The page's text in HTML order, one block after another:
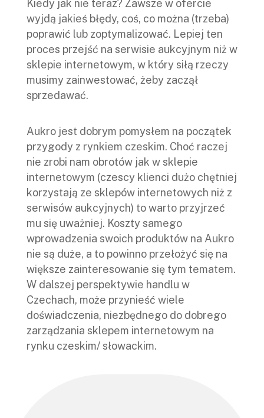
Kiedy jak nie teraz? Zawsze w ofercie
wyjdą jakieś błędy, coś, co można (trzeba)
poprawić lub zoptymalizować. Lepiej ten
proces przejść na serwisie aukcyjnym niż w
sklepie internetowym, w który siłą rzeczy
musimy zainwestować, żeby zaczął
sprzedawać.
Aukro jest dobrym pomysłem na początek
przygody z rynkiem czeskim. Choć raczej
nie zrobi nam obrotów jak w sklepie
internetowym (czescy klienci dużo chętniej
korzystają ze sklepów internetowych niż z
serwisów aukcyjnych) to warto przyjrzeć
mu się uważniej. Koszty samego
wprowadzenia swoich produktów na Aukro
nie są duże, a to powinno przełożyć się na
większe zainteresowanie się tym tematem.
W dalszej perspektywie handlu w
Czechach, może przynieść wiele
doświadczenia, niezbędnego do dobrego
zarządzania sklepem internetowym na
rynku czeskim/ słowackim.